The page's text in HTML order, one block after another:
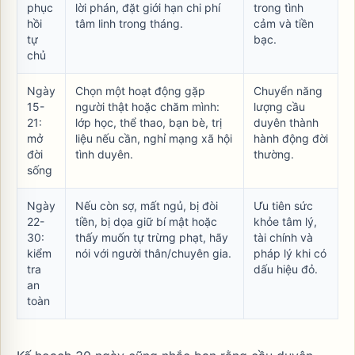
phục
hồi
tự
chủ
lời phán, đặt giới hạn chi phí
tâm linh trong tháng.
trong tình
cảm và tiền
bạc.
Ngày
15-
21:
mở
đời
sống
Chọn một hoạt động gặp
người thật hoặc chăm mình:
lớp học, thể thao, bạn bè, trị
liệu nếu cần, nghỉ mạng xã hội
tình duyên.
Chuyển năng
lượng cầu
duyên thành
hành động đời
thường.
Ngày
22-
30:
kiểm
tra
an
toàn
Nếu còn sợ, mất ngủ, bị đòi
tiền, bị dọa giữ bí mật hoặc
thấy muốn tự trừng phạt, hãy
nói với người thân/chuyên gia.
Ưu tiên sức
khỏe tâm lý,
tài chính và
pháp lý khi có
dấu hiệu đỏ.